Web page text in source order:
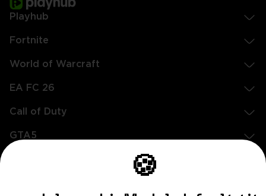
Playhub
Fortnite
World of Warcraft
EA FC 26
Call of Duty
GTA5
FR
footer.needHelp
🍪